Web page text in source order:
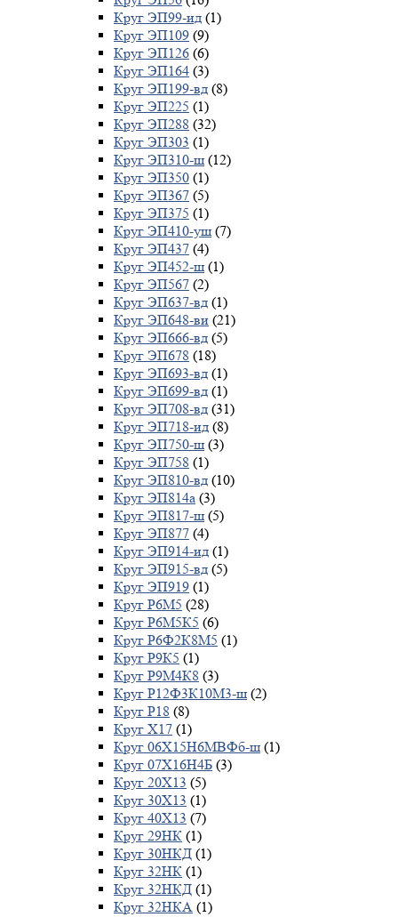
Круг ЭП99-ид (1)
Круг ЭП109 (9)
Круг ЭП126 (6)
Круг ЭП164 (3)
Круг ЭП199-вд (8)
Круг ЭП225 (1)
Круг ЭП288 (32)
Круг ЭП303 (1)
Круг ЭП310-ш (12)
Круг ЭП350 (1)
Круг ЭП367 (5)
Круг ЭП375 (1)
Круг ЭП410-уш (7)
Круг ЭП437 (4)
Круг ЭП452-ш (1)
Круг ЭП567 (2)
Круг ЭП637-вд (1)
Круг ЭП648-ви (21)
Круг ЭП666-вд (5)
Круг ЭП678 (18)
Круг ЭП693-вд (1)
Круг ЭП699-вд (1)
Круг ЭП708-вд (31)
Круг ЭП718-ид (8)
Круг ЭП750-ш (3)
Круг ЭП758 (1)
Круг ЭП810-вд (10)
Круг ЭП814а (3)
Круг ЭП817-ш (5)
Круг ЭП877 (4)
Круг ЭП914-ид (1)
Круг ЭП915-вд (5)
Круг ЭП919 (1)
Круг Р6М5 (28)
Круг Р6М5К5 (6)
Круг Р6Ф2К8М5 (1)
Круг Р9К5 (1)
Круг Р9М4К8 (3)
Круг Р12Ф3К10М3-ш (2)
Круг Р18 (8)
Круг Х17 (1)
Круг 06Х15Н6МВФб-ш (1)
Круг 07Х16Н4Б (3)
Круг 20Х13 (5)
Круг 30Х13 (1)
Круг 40Х13 (7)
Круг 29НК (1)
Круг 30НКД (1)
Круг 32НК (1)
Круг 32НКД (1)
Круг 32НКА (1)